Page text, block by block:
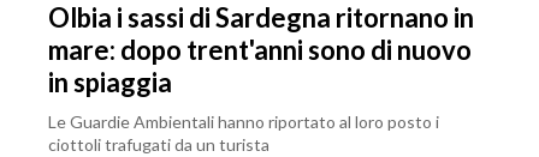
Olbia i sassi di Sardegna ritornano in
mare: dopo trent'anni sono di nuovo
in spiaggia
Le Guardie Ambientali hanno riportato al loro posto i
ciottoli trafugati da un turista